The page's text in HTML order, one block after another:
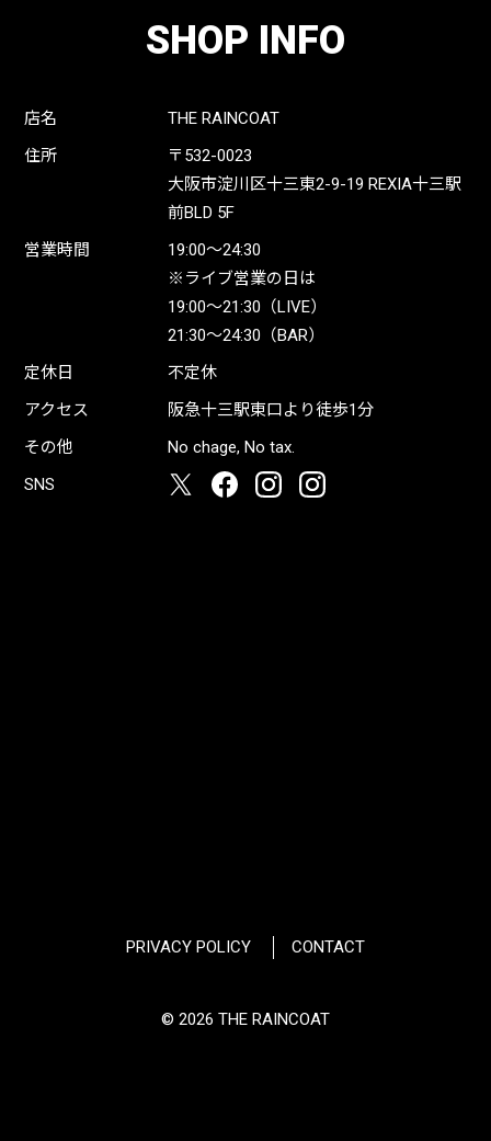
SHOP INFO
店名
THE RAINCOAT
住所
〒532-0023
大阪市淀川区十三東2-9-19 REXIA十三駅
前BLD 5F
営業時間
19:00〜24:30
※ライブ営業の日は
19:00〜21:30（LIVE）
21:30〜24:30（BAR）
定休日
不定休
アクセス
阪急十三駅東口より徒歩1分
その他
No chage, No tax.
SNS
PRIVACY POLICY CONTACT
© 2026 THE RAINCOAT